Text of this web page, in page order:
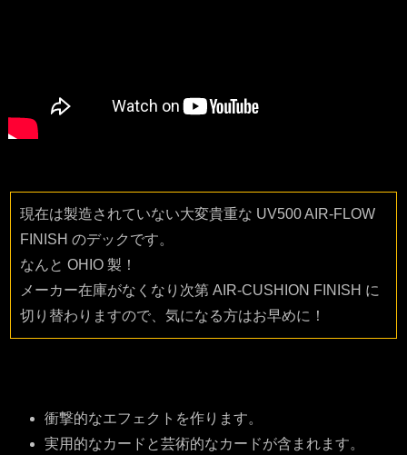
現在は製造されていない大変貴重な UV500 AIR-FLOW
FINISH のデックです。
なんと OHIO 製！
メーカー在庫がなくなり次第 AIR-CUSHION FINISH に
切り替わりますので、気になる方はお早めに！
衝撃的なエフェクトを作ります。
実用的なカードと芸術的なカードが含まれます。